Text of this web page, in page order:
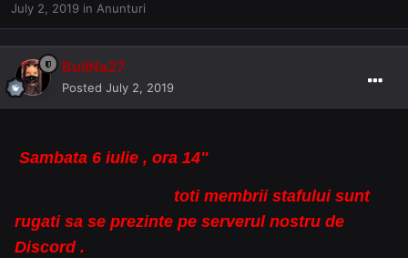
July 2, 2019 in Anunturi
BuliNa27
Posted July 2, 2019
Sambata 6 iulie , ora 14"
toti membrii stafului sunt
rugati sa se prezinte pe serverul nostru de
Discord .